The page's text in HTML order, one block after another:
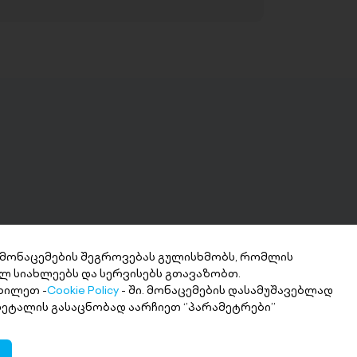
მიღება 2
თანხა სასურველ ანგარიშზე
შეგროვებას გულისხმობს, რომლის
სიახლეებს და სერვისებს გთავაზობთ.
-Cookie Policy - ში. მონაცემების დასამუშავებლად
გასაცნობად აარჩიეთ ‘’პარამეტრები’’